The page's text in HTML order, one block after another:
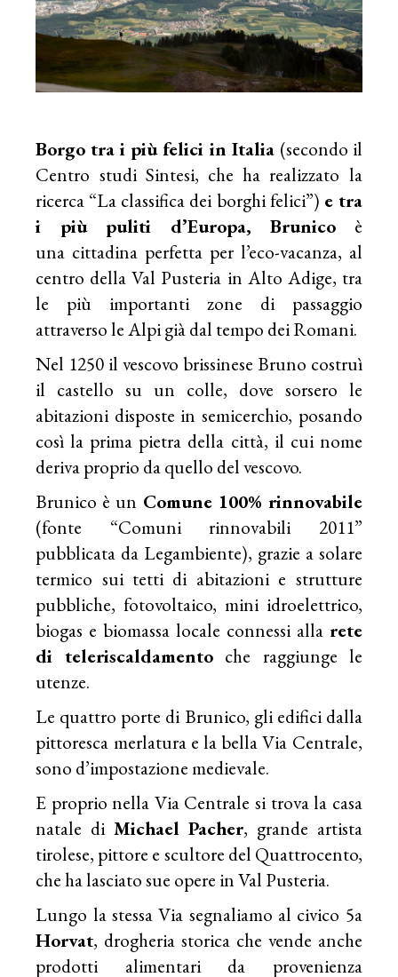
Borgo tra i più felici in Italia (secondo il
Centro studi Sintesi, che ha realizzato la
ricerca “La classifica dei borghi felici”) e tra
i più puliti d’Europa, Brunico è
una cittadina perfetta per l’eco-vacanza, al
centro della Val Pusteria in Alto Adige, tra
le più importanti zone di passaggio
attraverso le Alpi già dal tempo dei Romani.
Nel 1250 il vescovo brissinese Bruno costruì
il castello su un colle, dove sorsero le
abitazioni disposte in semicerchio, posando
così la prima pietra della città, il cui nome
deriva proprio da quello del vescovo.
Brunico è un Comune 100% rinnovabile
(fonte “Comuni rinnovabili 2011”
pubblicata da Legambiente), grazie a solare
termico sui tetti di abitazioni e strutture
pubbliche, fotovoltaico, mini idroelettrico,
biogas e biomassa locale connessi alla rete
di teleriscaldamento che raggiunge le
utenze.
Le quattro porte di Brunico, gli edifici dalla
pittoresca merlatura e la bella Via Centrale,
sono d’impostazione medievale.
E proprio nella Via Centrale si trova la casa
natale di Michael Pacher, grande artista
tirolese, pittore e scultore del Quattrocento,
che ha lasciato sue opere in Val Pusteria.
Lungo la stessa Via segnaliamo al civico 5a
Horvat, drogheria storica che vende anche
prodotti alimentari da provenienza